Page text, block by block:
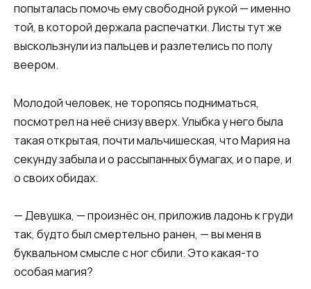
попыталась помочь ему свободной рукой — именно
той, в которой держала распечатки. Листы тут же
выскользнули из пальцев и разлетелись по полу
веером.
Молодой человек, не торопясь подниматься,
посмотрел на неё снизу вверх. Улыбка у него была
такая открытая, почти мальчишеская, что Мария на
секунду забыла и о рассыпанных бумагах, и о паре, и
о своих обидах.
— Девушка, — произнёс он, приложив ладонь к груди
так, будто был смертельно ранен, — вы меня в
буквальном смысле с ног сбили. Это какая-то
особая магия?